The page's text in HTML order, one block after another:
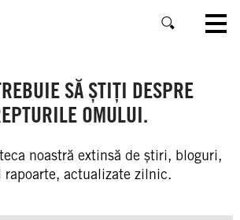
SĂ ȘTIȚI DESPRE
OMULUI.
noastră extinsă de știri, bloguri,
rapoarte, actualizate zilnic.